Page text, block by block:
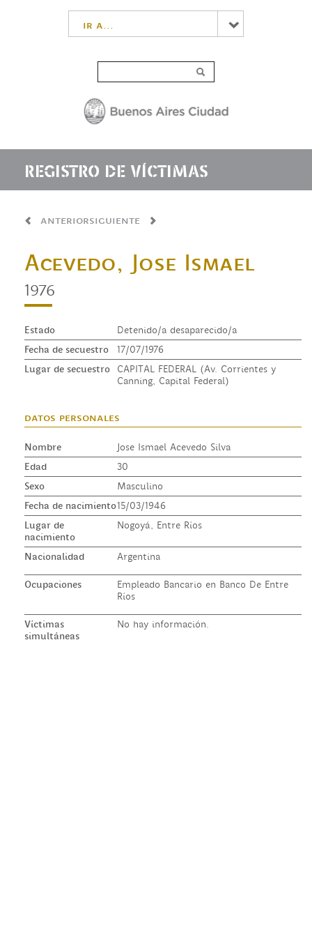
ir a...
REGISTRO DE VÍCTIMAS
anteriorsiguiente
Acevedo, Jose Ismael
1976
Estado
Detenido/a desaparecido/a
Fecha de secuestro
17/07/1976
Lugar de secuestro
CAPITAL FEDERAL (Av. Corrientes y
Canning, Capital Federal)
datos personales
Nombre
Jose Ismael Acevedo Silva
Edad
30
Sexo
Masculino
Fecha de nacimiento15/03/1946
Lugar de
nacimiento
Nogoyá, Entre Ríos
Nacionalidad Argentina
Ocupaciones
Empleado Bancario en Banco De Entre
Ríos
Víctimas
simultáneas
No hay información.